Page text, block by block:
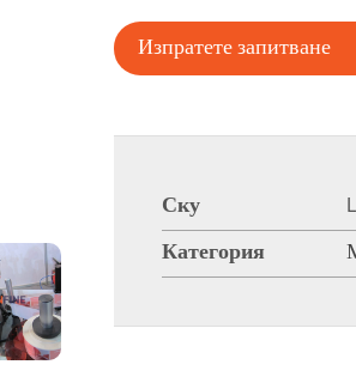
Изпратете запитване
Ску
Категория